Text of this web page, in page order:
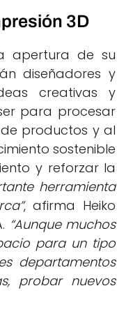
3D
apertura de su
diseñadores y
creativas y
para procesar
productos y al
sostenible
y reforzar la
herramienta
, afirma Heiko
“Aunque muchos
para un tipo
departamentos
probar nuevos